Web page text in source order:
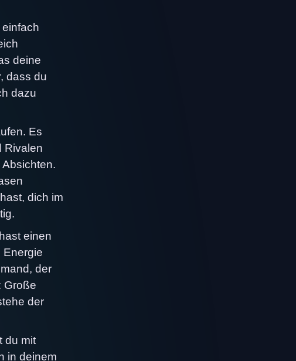
deine
dass du
dazu
Es
Rivalen
dich im
einen
Energie
der
Große
der
du mit
in deinem